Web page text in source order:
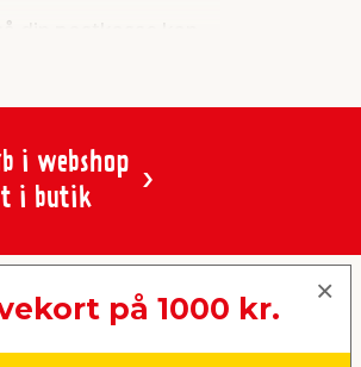
butikker over hele
i webshop
i butik
jem & fix A/S, Skomagervej 12
CVR: 10360641
på 1000 kr.